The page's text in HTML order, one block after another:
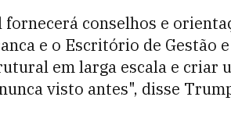
conselhos e
e o Escritório de Gestão e
em larga escala e criar
visto antes", disse